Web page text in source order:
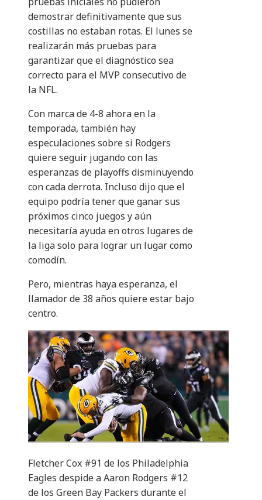
demostrar definitivamente que sus
costillas no estaban rotas. El lunes se
realizarán más pruebas para
garantizar que el diagnóstico sea
correcto para el MVP consecutivo de
la NFL.
Con marca de 4-8 ahora en la
temporada, también hay
especulaciones sobre si Rodgers
quiere seguir jugando con las
esperanzas de playoffs disminuyendo
con cada derrota. Incluso dijo que el
equipo podría tener que ganar sus
próximos cinco juegos y aún
necesitaría ayuda en otros lugares de
la liga solo para lograr un lugar como
comodín.
Pero, mientras haya esperanza, el
llamador de 38 años quiere estar bajo
centro.
Fletcher Cox #91 de los Philadelphia
Eagles despide a Aaron Rodgers #12
de los Green Bay Packers durante el